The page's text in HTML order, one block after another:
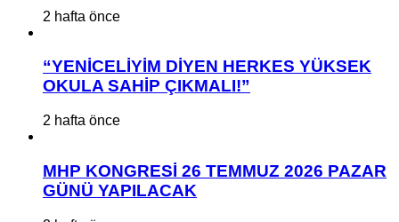
2 hafta önce
“YENİCELİYİM DİYEN HERKES YÜKSEK
OKULA SAHİP ÇIKMALI!”
2 hafta önce
MHP KONGRESİ 26 TEMMUZ 2026 PAZAR
GÜNÜ YAPILACAK